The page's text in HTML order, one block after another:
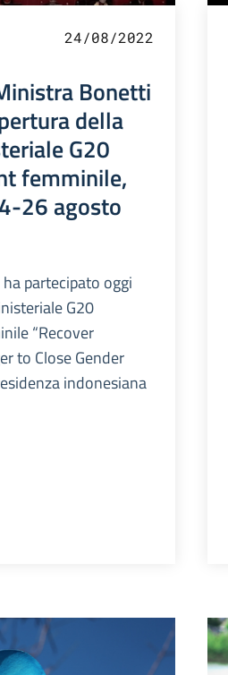
24/08/2022
Bonetti
della
G20
femminile,
26 agosto
partecipato oggi
G20
“Recover
to Close Gender
indonesiana